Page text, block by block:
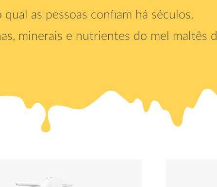
as pessoas confiam há séculos.
minerais e nutrientes do mel maltês